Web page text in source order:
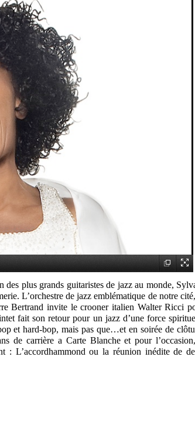
plus grands guitaristes de jazz au monde,
L’orchestre de jazz emblématique de notre
Bertrand invite le crooner italien Walter Ricci
fait son retour pour un jazz d’une force
et hard-bop, mais pas que…et en soirée de
de carrière a Carte Blanche et pour
: L’accordhammond ou la réunion inédite de